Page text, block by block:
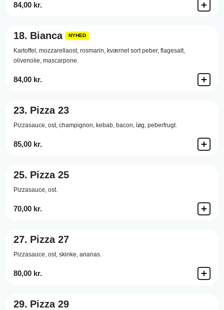
84,00 kr.
18. Bianca NYHED
Kartoffel, mozzarellaost, rosmarin, kværnet sort peber, flagesalt,
olivenolie, mascarpone.
84,00 kr.
23. Pizza 23
Pizzasauce, ost, champignon, kebab, bacon, løg, peberfrugt.
85,00 kr.
25. Pizza 25
Pizzasauce, ost.
70,00 kr.
27. Pizza 27
Pizzasauce, ost, skinke, ananas.
80,00 kr.
29. Pizza 29